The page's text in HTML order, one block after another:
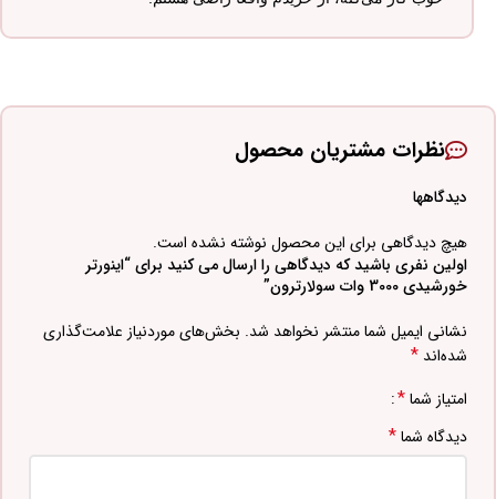
نظرات مشتریان محصول
دیدگاهها
هیچ دیدگاهی برای این محصول نوشته نشده است.
اولین نفری باشید که دیدگاهی را ارسال می کنید برای “اینورتر
خورشیدی 3000 وات سولارترون”
نشانی ایمیل شما منتشر نخواهد شد. بخش‌های موردنیاز علامت‌گذاری
شده‌اند *
امتیاز شما*
دیدگاه شما*